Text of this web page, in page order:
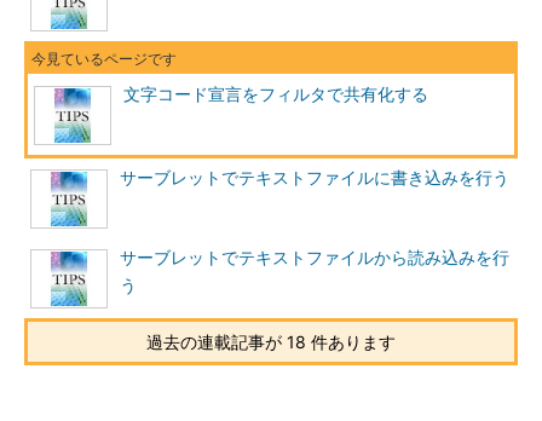
文字コード宣言をフィルタで共有化する
サーブレットでテキストファイルに書き込みを行う
サーブレットでテキストファイルから読み込みを行
う
過去の連載記事が 18 件あります